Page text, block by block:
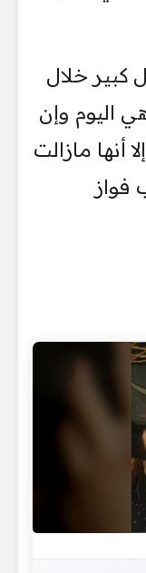
كبير خلال
اليوم وإن
أنها مازالت